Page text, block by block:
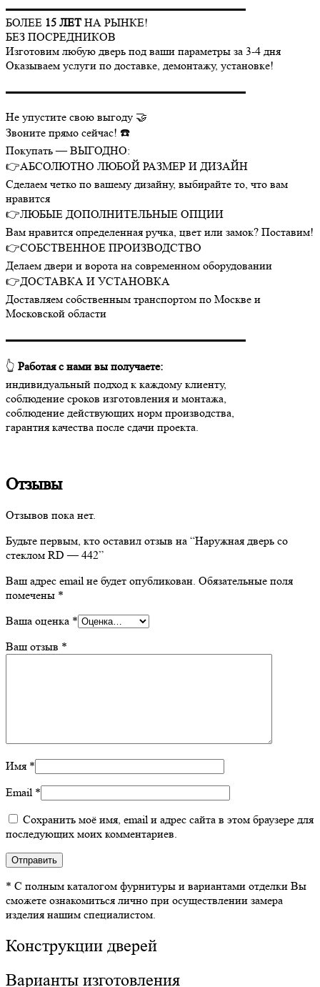
▬▬▬▬▬▬▬▬▬▬▬▬▬▬▬▬▬▬▬▬▬
БОЛЕЕ 15 ЛЕТ НА РЫНКЕ!
БЕЗ ПОСРЕДНИКОВ
Изготовим любую дверь под ваши параметры за 3-4 дня
Оказываем услуги по доставке, демонтажу, установке!
▬▬▬▬▬▬▬▬▬▬▬▬▬▬▬▬▬▬▬▬▬
Не упустите свою выгоду 🤝
Звоните прямо сейчас! ☎️
Покупать — ВЫГОДНО:
👉АБСОЛЮТНО ЛЮБОЙ РАЗМЕР И ДИЗАЙН
Сделаем четко по вашему дизайну, выбирайте то, что вам
нравится
👉ЛЮБЫЕ ДОПОЛНИТЕЛЬНЫЕ ОПЦИИ
Вам нравится определенная ручка, цвет или замок? Поставим!
👉СОБСТВЕННОЕ ПРОИЗВОДСТВО
Делаем двери и ворота на современном оборудовании
👉ДОСТАВКА И УСТАНОВКА
Доставляем собственным транспортом по Москве и
Московской области
▬▬▬▬▬▬▬▬▬▬▬▬▬▬▬▬▬▬▬▬▬
👆 Работая с нами вы получаете:
индивидуальный подход к каждому клиенту,
соблюдение сроков изготовления и монтажа,
соблюдение действующих норм производства,
гарантия качества после сдачи проекта.
Отзывы
Отзывов пока нет.
Будьте первым, кто оставил отзыв на “Наружная дверь со
стеклом RD — 442”
Ваш адрес email не будет опубликован. Обязательные поля
помечены *
Ваша оценка *
Ваш отзыв *
Имя *
Email *
Сохранить моё имя, email и адрес сайта в этом браузере для
последующих моих комментариев.
* С полным каталогом фурнитуры и вариантами отделки Вы
сможете ознакомиться лично при осуществлении замера
изделия нашим специалистом.
Конструкции дверей
Варианты изготовления